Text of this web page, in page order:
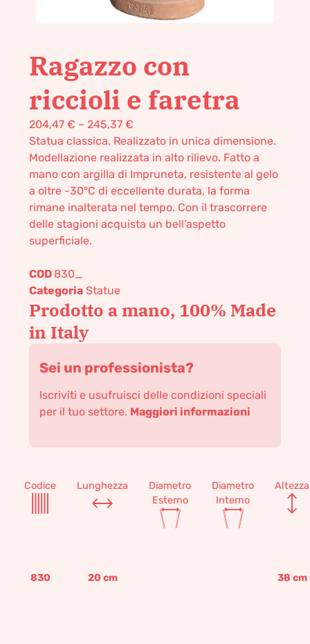
Ragazzo con
riccioli e faretra
204,47 € – 245,37 €
Statua classica. Realizzato in unica dimensione.
Modellazione realizzata in alto rilievo. Fatto a
mano con argilla di Impruneta, resistente al gelo
a oltre -30°C di eccellente durata, la forma
rimane inalterata nel tempo. Con il trascorrere
delle stagioni acquista un bell’aspetto
superficiale.
COD 830_
Categoria Statue
Prodotto a mano, 100% Made
in Italy
Sei un professionista?
Iscriviti e usufruisci delle condizioni speciali
per il tuo settore. Maggiori informazioni
Codice Lunghezza
Diametro
Esterno
Diametro
Interno
Altezza
830 20 cm 38 cm